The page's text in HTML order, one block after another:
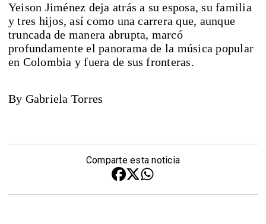
Yeison Jiménez deja atrás a su esposa, su familia
y tres hijos, así como una carrera que, aunque
truncada de manera abrupta, marcó
profundamente el panorama de la música popular
en Colombia y fuera de sus fronteras.
By Gabriela Torres
Comparte esta noticia